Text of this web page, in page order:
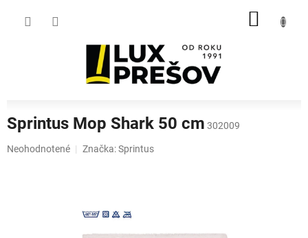
Sprintus Mop Shark 50 cm 302009
Priemerné
Neohodnotené Značka:Sprintus